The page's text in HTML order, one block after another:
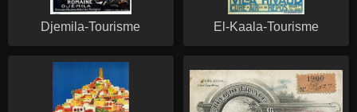
Djemila-Tourisme El-Kaala-Tourisme